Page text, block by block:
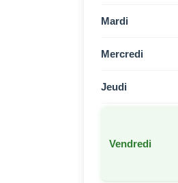
Mardi
Mercredi
Jeudi
Vendredi